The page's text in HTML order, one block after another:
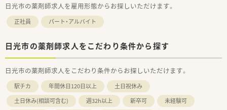
日光市の薬剤師求人を雇用形態からお探しいただけます。
正社員 パート・アルバイト
日光市の薬剤師求人をこだわり条件から探す
日光市の薬剤師求人をこだわり条件からお探しいただけます。
駅チカ 年間休日120日以上
土日祝休み
土日休み(相談可含む)
週32h以上 新卒可
未経験可